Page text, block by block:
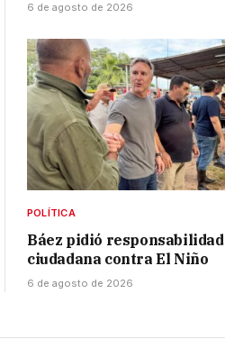
6 de agosto de 2026
POLÍTICA
Báez pidió responsabilidad
ciudadana contra El Niño
6 de agosto de 2026